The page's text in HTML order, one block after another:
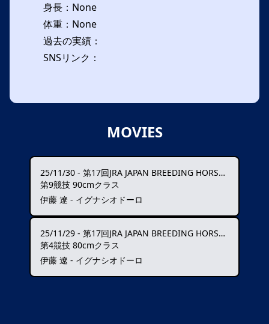
身長：None
体重：None
過去の実績：
SNSリンク：
MOVIES
25/11/30 - 第17回JRA JAPAN BREEDING HORSE SHOW
第9競技 90cmクラス
伊藤 遼 - イグナシオドーロ
25/11/29 - 第17回JRA JAPAN BREEDING HORSE SHOW
第4競技 80cmクラス
伊藤 遼 - イグナシオドーロ